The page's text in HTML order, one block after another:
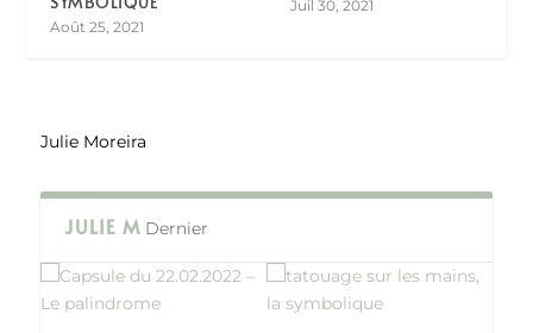
Août 25, 2021
Juil 30, 2021
Julie Moreira
JULIE M Dernier